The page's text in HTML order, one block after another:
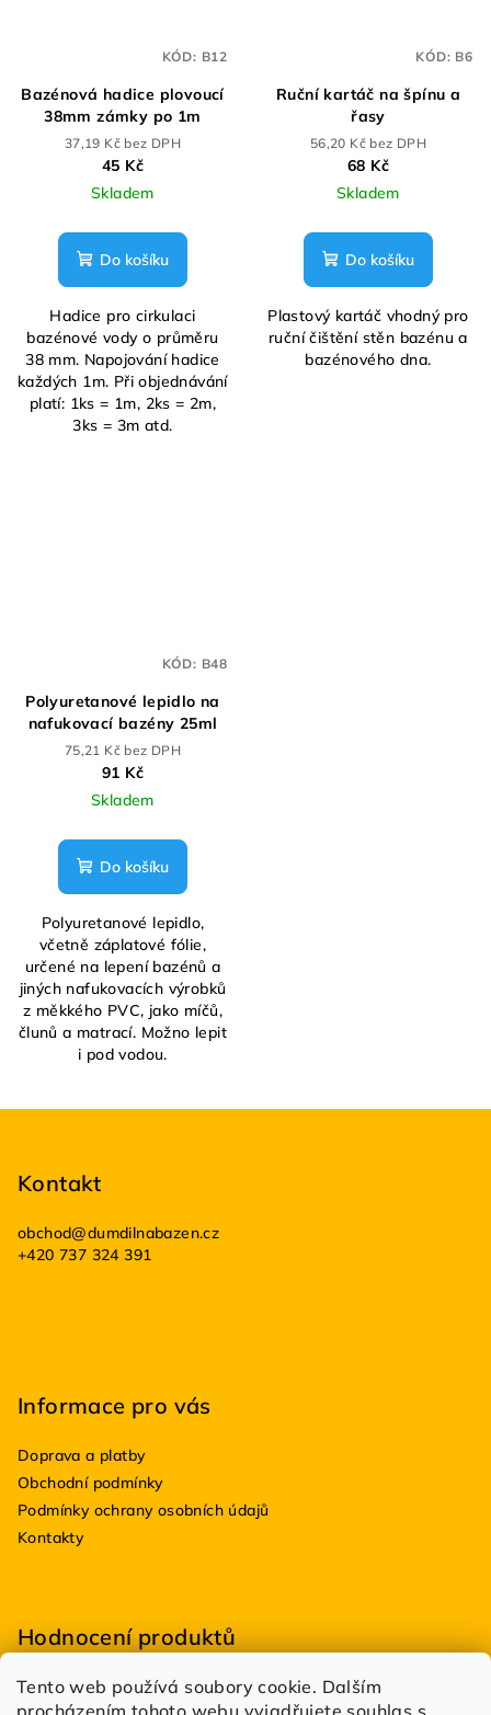
Tento web používá soubory cookie. Dalším
procházením tohoto webu vyjadřujete souhlas s
Bazénová hadice plovoucí
38mm zámky po 1m
37,19 Kč bez DPH
45 Kč
Skladem
Do košíku
Hadice pro cirkulaci
bazénové vody o průměru
38 mm. Napojování hadice
každých 1m. Při objednávání
platí: 1ks = 1m, 2ks = 2m,
3ks = 3m atd.
KÓD: B12
Ruční kartáč na špínu a
řasy
56,20 Kč bez DPH
68 Kč
Skladem
Do košíku
Plastový kartáč vhodný pro
ruční čištění stěn bazénu a
bazénového dna.
KÓD: B6
Polyuretanové lepidlo na
nafukovací bazény 25ml
75,21 Kč bez DPH
91 Kč
Skladem
Do košíku
Polyuretanové lepidlo,
včetně záplatové fólie,
určené na lepení bazénů a
jiných nafukovacích výrobků
z měkkého PVC, jako míčů,
člunů a matrací. Možno lepit
i pod vodou.
KÓD: B48
Kontakt
obchod@dumdilnabazen.cz
+420 737 324 391
Informace pro vás
Doprava a platby
Obchodní podmínky
Podmínky ochrany osobních údajů
Kontakty
Hodnocení produktů
BioDRY bakterie do suchých WC 100g